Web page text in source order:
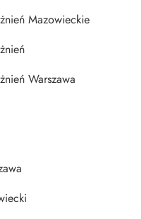
Mazowieckie
Warszawa